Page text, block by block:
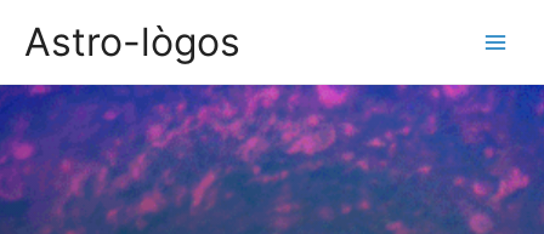
Astro-lògos